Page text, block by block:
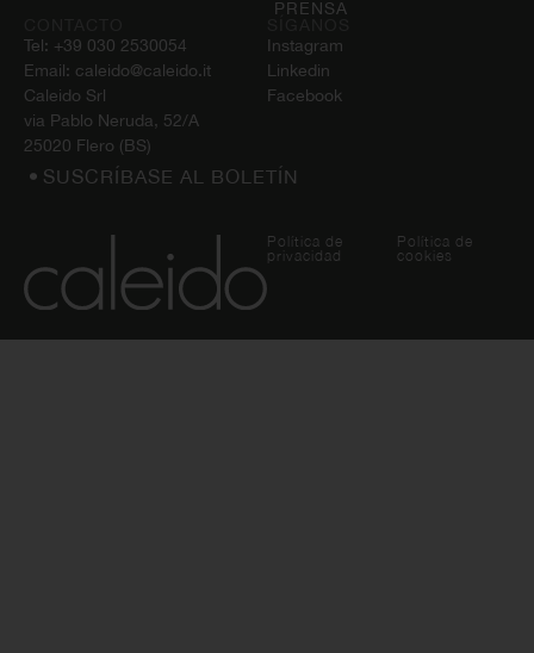
Tel: +39 030 2530054
Email: caleido@caleido.it
Caleido Srl
via Pablo Neruda, 52/A
25020 Flero (BS)
Instagram
Linkedin
Facebook
PRENSA
SUSCRÍBASE AL BOLETÍN
Política de
privacidad
Política de
cookies